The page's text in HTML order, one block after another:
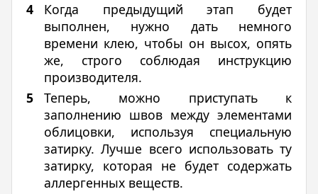
Когда предыдущий этап будет
выполнен, нужно дать немного
времени клею, чтобы он высох, опять
же, строго соблюдая инструкцию
производителя.
Теперь, можно приступать к
заполнению швов между элементами
облицовки, используя специальную
затирку. Лучше всего использовать ту
затирку, которая не будет содержать
аллергенных веществ.